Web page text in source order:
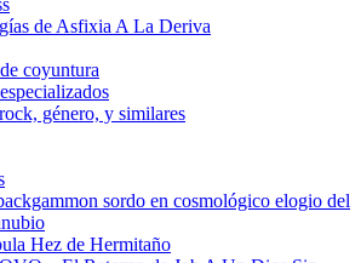
de Asfixia A La Deriva
coyuntura
género, y similares
sordo en cosmológico elogio del
Hez de Hermitaño